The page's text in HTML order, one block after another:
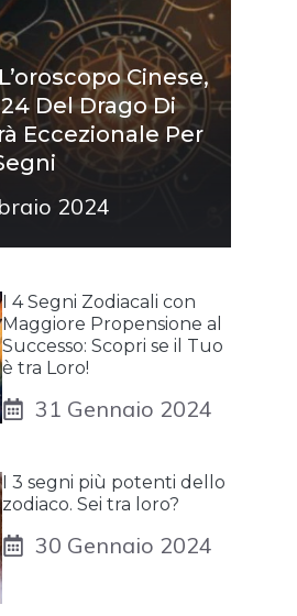
Cinese,
Del Drago Di
Eccezionale Per
2024
I 4 Segni Zodiacali con
Maggiore Propensione al
Successo: Scopri se il Tuo
è tra Loro!
31 Gennaio 2024
I 3 segni più potenti dello
zodiaco. Sei tra loro?
30 Gennaio 2024